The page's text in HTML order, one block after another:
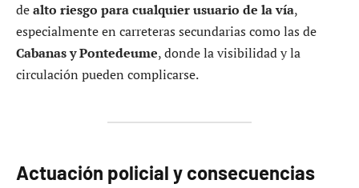
dealto riesgo para cualquier usuario de la vía,
especialmente en carreteras secundarias como las de
Cabanas y Pontedeume, donde la visibilidad y la
circulación pueden complicarse.
Actuación policial y consecuencias